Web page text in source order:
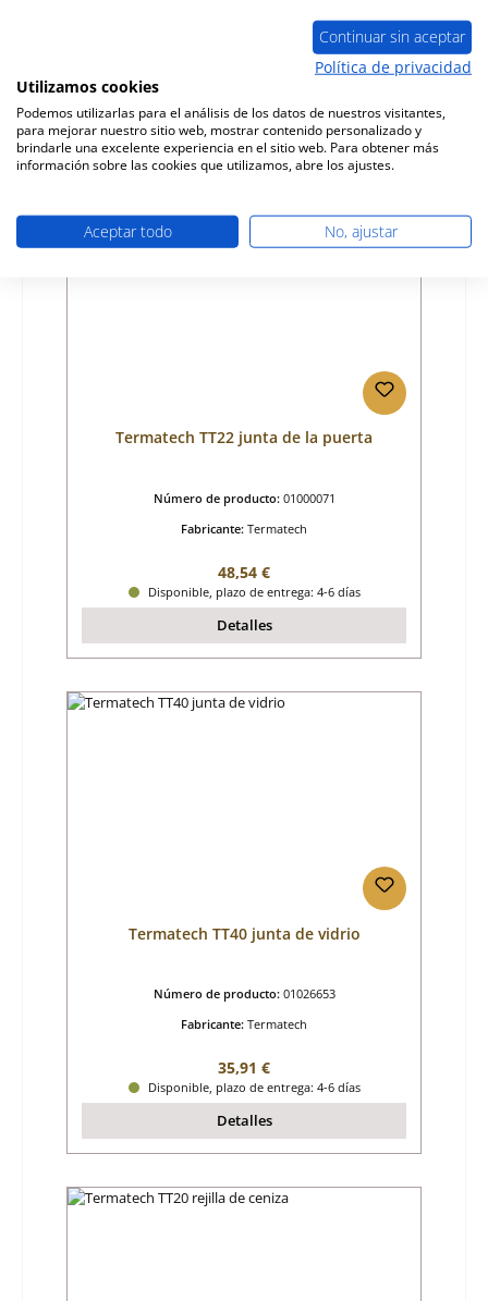
Precio normal:
Disponible, plazo de entrega: 4-6 días
Detalles
Termatech TT22 junta de la puerta
Número de producto: 01000071
Fabricante: Termatech
Precio normal:
48,54 €
Disponible, plazo de entrega: 4-6 días
Detalles
Termatech TT40 junta de vidrio
Número de producto: 01026653
Fabricante: Termatech
Precio normal:
35,91 €
Disponible, plazo de entrega: 4-6 días
Detalles
Continuar sin aceptar
Política de privacidad
Utilizamos cookies
Podemos utilizarlas para el análisis de los datos de nuestros visitantes,
para mejorar nuestro sitio web, mostrar contenido personalizado y
brindarle una excelente experiencia en el sitio web. Para obtener más
información sobre las cookies que utilizamos, abre los ajustes.
Aceptar todo No, ajustar